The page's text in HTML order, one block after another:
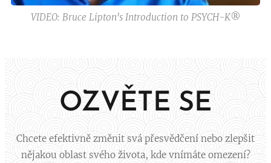
VIDEO: Bruce Lipton's Introduction to PSYCH-K®
OZVĚTE SE
Chcete efektivně změnit svá přesvědčení nebo zlepšit
nějakou oblast svého života, kde vnímáte omezení?